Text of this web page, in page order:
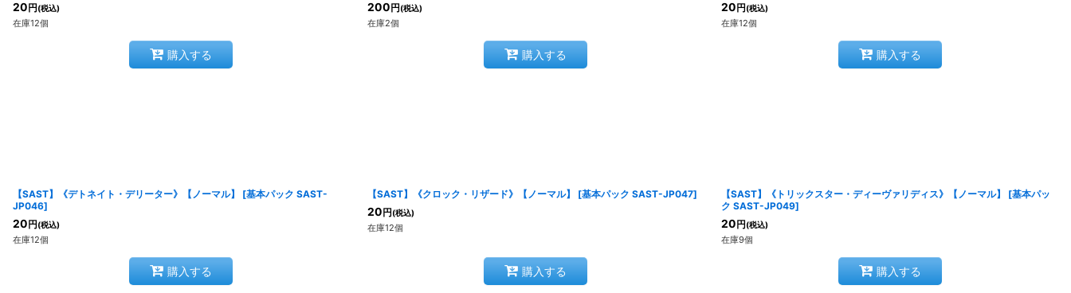
20 円 (税込)
在庫12個
購入する
200 円 (税込)
在庫2個
購入する
20 円 (税込)
在庫12個
購入する
【SAST】《デトネイト・デリーター》【ノーマル】 [基本パック SAST-
JP046]
20 円 (税込)
在庫12個
購入する
【SAST】《クロック・リザード》【ノーマル】 [基本パック SAST-JP047]
20 円 (税込)
在庫12個
購入する
【SAST】《トリックスター・ディーヴァリディス》【ノーマル】 [基本パッ
ク SAST-JP049]
20 円 (税込)
在庫9個
購入する